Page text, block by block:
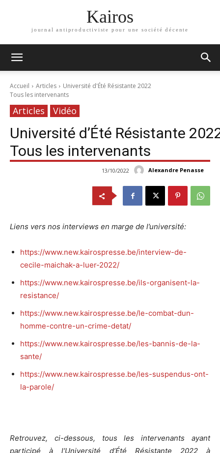
Kairos
journal antiproductiviste pour une société décente
Accueil Articles
Université d'Été Résistante 2022
Tous les intervenants
Articles Vidéo
Université d’Été Résistante
Tous les intervenants
Alexandre Penasse
13/10/2022
Liens vers nos interviews en marge de l’université:
https://www.new.kairospresse.be/interview-de-
cecile-maichak-a-luer-2022/
https://www.new.kairospresse.be/ils-organisent-la-
resistance/
https://www.new.kairospresse.be/le-combat-dun-
homme-contre-un-crime-detat/
https://www.new.kairospresse.be/les-bannis-de-la-
sante/
https://www.new.kairospresse.be/les-suspendus-ont-
la-parole/
Retrouvez, ci-dessous, tous les intervenants ayant
participé à l’Université d’Été Résistante 2022 à